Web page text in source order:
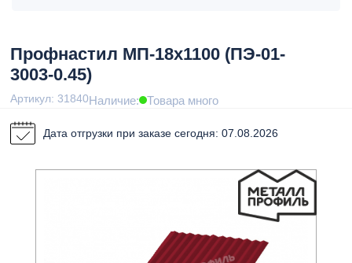
Профнастил МП-18х1100 (ПЭ-01-
3003-0.45)
Артикул: 31840Наличие: Товара много
Дата отгрузки при заказе сегодня: 07.08.2026